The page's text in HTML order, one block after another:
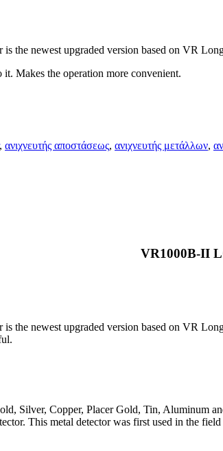
the newest upgraded version based on VR
Makes the operation more convenient.
, ανιχνευτής αποστάσεως, ανιχνευτής μετάλλων,
VR1000B-II
the newest upgraded version based on VR
Silver, Copper, Placer Gold, Tin,
This metal detector was first used in the